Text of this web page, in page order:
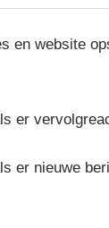
en website
er
er nieuwe